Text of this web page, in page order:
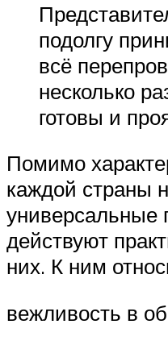
подолгу
всё
несколько
готовы и
Помимо
каждой страны
универсальные
действуют
них. К ним
вежливость в